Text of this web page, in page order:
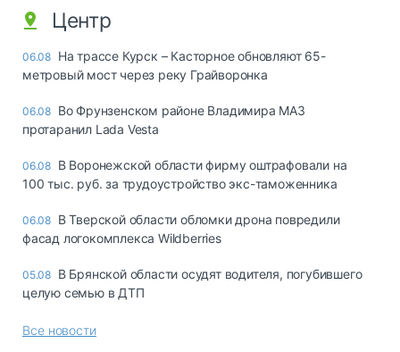
Центр
06.08 На трассе Курск – Касторное обновляют 65-
метровый мост через реку Грайворонка
06.08 Во Фрунзенском районе Владимира МАЗ
протаранил Lada Vesta
06.08 В Воронежской области фирму оштрафовали на
100 тыс. руб. за трудоустройство экс-таможенника
06.08 В Тверской области обломки дрона повредили
фасад логокомплекса Wildberries
05.08 В Брянской области осудят водителя, погубившего
целую семью в ДТП
Все новости